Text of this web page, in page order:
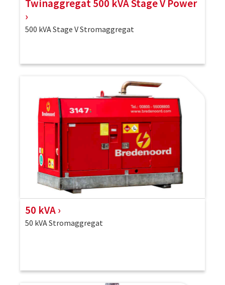
Twinaggregat 500 kVA Stage V Power
500 kVA Stage V Stromaggregat
50 kVA
50 kVA Stromaggregat